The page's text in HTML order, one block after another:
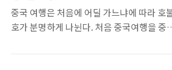
중국 여행은 처음에 어딜 가느냐에 따라 호
호가 분명하게 나뉜다. 처음 중국여행을 중